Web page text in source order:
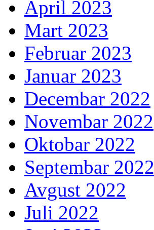
April 2023
Mart 2023
Februar 2023
Januar 2023
Decembar 2022
Novembar 2022
Oktobar 2022
Septembar 2022
Avgust 2022
Juli 2022